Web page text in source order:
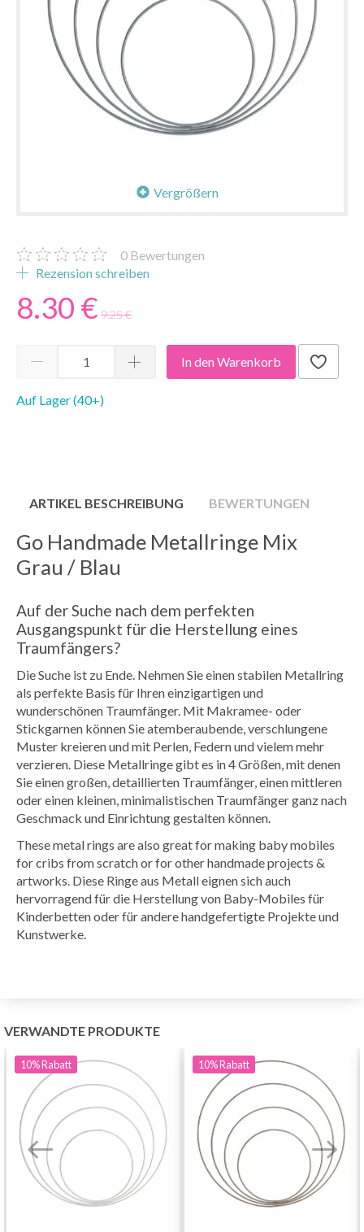
Vergrößern
0 Bewertungen
Rezension schreiben
8.30 € 9.25 €
In den Warenkorb
Auf Lager (40+)
ARTIKEL BESCHREIBUNG BEWERTUNGEN
Go Handmade Metallringe Mix
Grau / Blau
Auf der Suche nach dem perfekten
Ausgangspunkt für die Herstellung eines
Traumfängers?
Die Suche ist zu Ende. Nehmen Sie einen stabilen Metallring
als perfekte Basis für Ihren einzigartigen und
wunderschönen Traumfänger. Mit Makramee- oder
Stickgarnen können Sie atemberaubende, verschlungene
Muster kreieren und mit Perlen, Federn und vielem mehr
verzieren. Diese Metallringe gibt es in 4 Größen, mit denen
Sie einen großen, detaillierten Traumfänger, einen mittleren
oder einen kleinen, minimalistischen Traumfänger ganz nach
Geschmack und Einrichtung gestalten können.
These metal rings are also great for making baby mobiles
for cribs from scratch or for other handmade projects &
artworks. Diese Ringe aus Metall eignen sich auch
hervorragend für die Herstellung von Baby-Mobiles für
Kinderbetten oder für andere handgefertigte Projekte und
Kunstwerke.
VERWANDTE PRODUKTE
10%Rabatt 10%Rabatt